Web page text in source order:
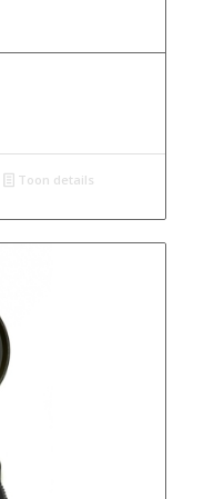
Toon details